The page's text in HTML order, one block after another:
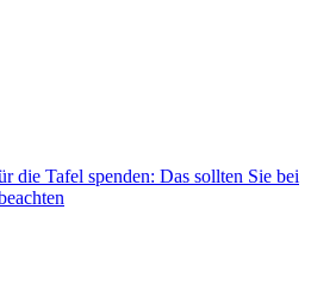
die Tafel spenden: Das sollten Sie bei